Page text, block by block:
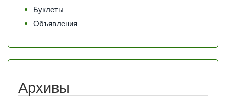
Буклеты
Объявления
Архивы